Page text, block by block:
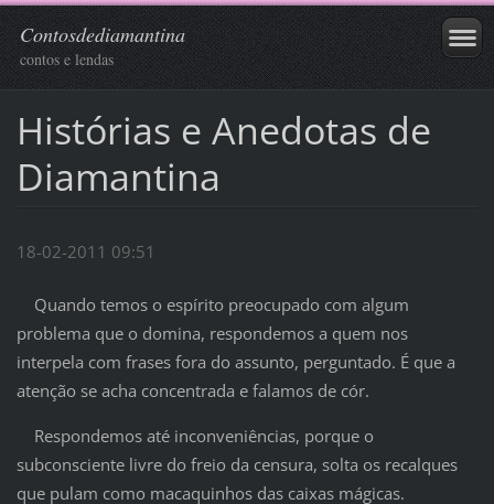
Contosdediamantina
contos e lendas
Histórias e Anedotas de
Diamantina
18-02-2011 09:51
Quando temos o espírito preocupado com algum
problema que o domina, respondemos a quem nos
interpela com frases fora do assunto, perguntado. É que a
atenção se acha concentrada e falamos de cór.
Respondemos até inconveniências, porque o
subconsciente livre do freio da censura, solta os recalques
que pulam como macaquinhos das caixas mágicas.